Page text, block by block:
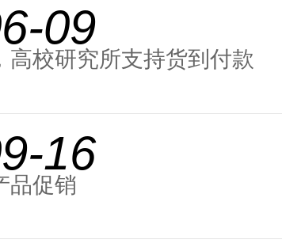
09
高校研究所支持货到付款
16
品促销